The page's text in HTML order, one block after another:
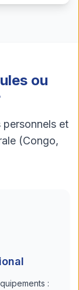
ou
et
(Congo,
: